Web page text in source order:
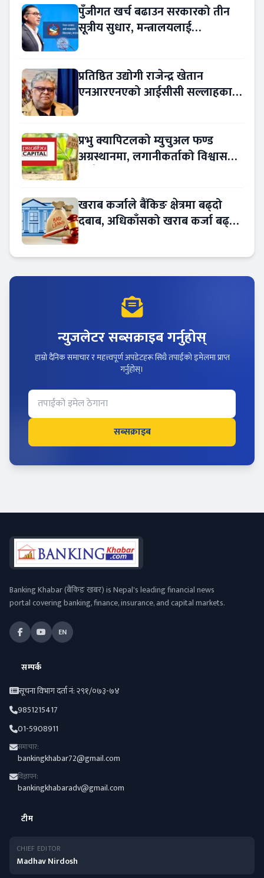
पुँजीगत खर्च बढाउन सरकारको तीन
सूत्रीय सुधार, मन्त्रालयलाई
प्रतिष्ठित उद्योगी राजेन्द्र खेतान
एनआरएनएको आईसीसी सल्लाहकार
प्रभु क्यापिटलको म्युचुअल फण्ड
अग्रस्थानमा, लगानीकर्ताको विश्वास
खराब कर्जाले बैंकिङ क्षेत्रमा बढ्दो
दबाब, अधिकाँसको खराब कर्जा बढ्दो
न्युजलेटर सब्सक्राइब गर्नुहोस्
हाम्रो दैनिक समाचार र महत्त्वपूर्ण अपडेटहरू सिधै तपाईंको इमेलमा प्राप्त
गर्नुहोस्।
सब्सक्राइब
Banking Khabar (बैंकिङ खबर) is Nepal's leading financial news
portal covering banking, finance, insurance, and capital markets.
EN
सम्पर्क
सूचना विभाग दर्ता नं: २९१/०७३-७४
9851215417
01-5908911
समाचार:
bankingkhabar72@gmail.com
विज्ञापन:
bankingkhabaradv@gmail.com
टीम
CHIEF EDITOR
Madhav Nirdosh